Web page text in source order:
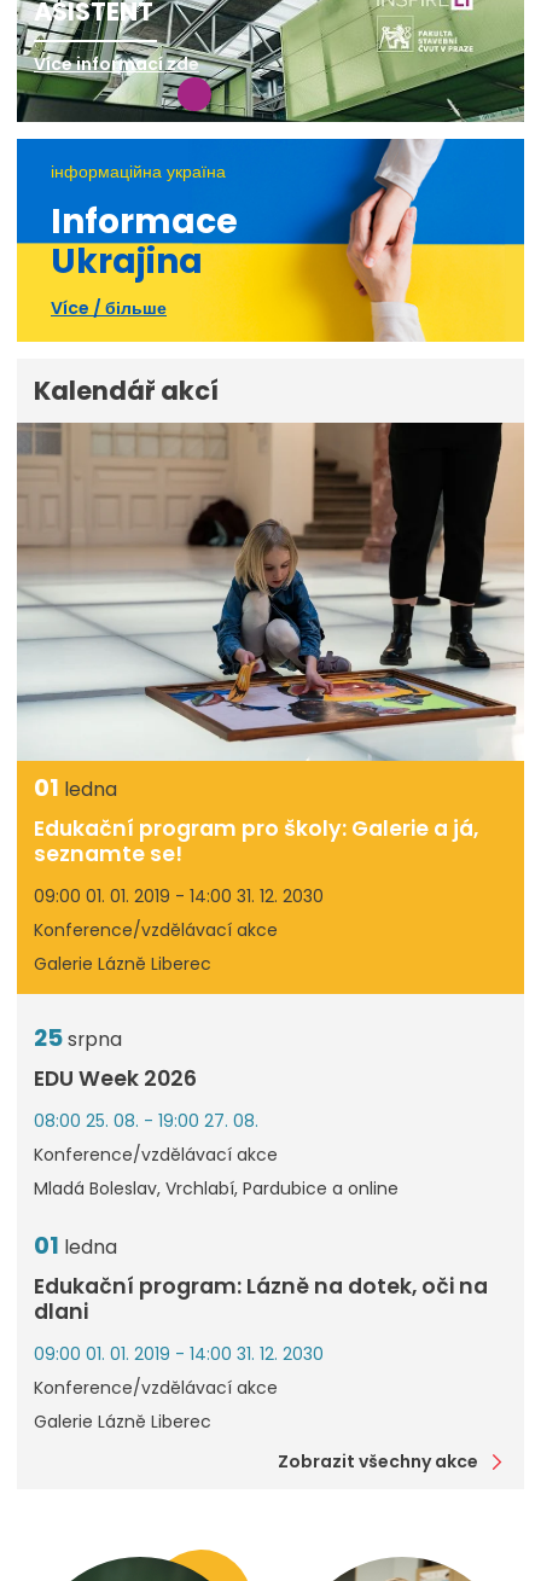
ASISTENT
Více informací zde
інформаційна україна
Informace
Ukrajina
Více / більше
Kalendář akcí
01 ledna
Edukační program pro školy: Galerie a já,
seznamte se!
09:00 01. 01. 2019 - 14:00 31. 12. 2030
Konference/vzdělávací akce
Galerie Lázně Liberec
25srpna
EDU Week 2026
08:00 25. 08. - 19:00 27. 08.
Konference/vzdělávací akce
Mladá Boleslav, Vrchlabí, Pardubice a online
01 ledna
Edukační program: Lázně na dotek, oči na
dlani
09:00 01. 01. 2019 - 14:00 31. 12. 2030
Konference/vzdělávací akce
Galerie Lázně Liberec
Zobrazit všechny akce